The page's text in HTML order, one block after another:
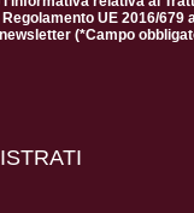
UE 2016/679
(*Campo